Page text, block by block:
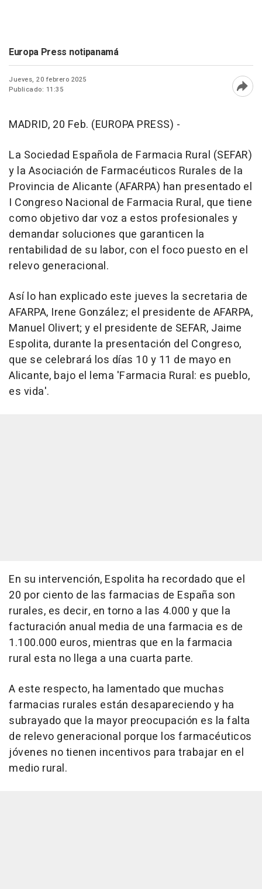
Europa Press notipanamá
Jueves, 20 febrero 2025
Publicado: 11:35
MADRID, 20 Feb. (EUROPA PRESS) -
La Sociedad Española de Farmacia Rural (SEFAR)
y la Asociación de Farmacéuticos Rurales de la
Provincia de Alicante (AFARPA) han presentado el
I Congreso Nacional de Farmacia Rural, que tiene
como objetivo dar voz a estos profesionales y
demandar soluciones que garanticen la
rentabilidad de su labor, con el foco puesto en el
relevo generacional.
Así lo han explicado este jueves la secretaria de
AFARPA, Irene González; el presidente de AFARPA,
Manuel Olivert; y el presidente de SEFAR, Jaime
Espolita, durante la presentación del Congreso,
que se celebrará los días 10 y 11 de mayo en
Alicante, bajo el lema 'Farmacia Rural: es pueblo,
es vida'.
En su intervención, Espolita ha recordado que el
20 por ciento de las farmacias de España son
rurales, es decir, en torno a las 4.000 y que la
facturación anual media de una farmacia es de
1.100.000 euros, mientras que en la farmacia
rural esta no llega a una cuarta parte.
A este respecto, ha lamentado que muchas
farmacias rurales están desapareciendo y ha
subrayado que la mayor preocupación es la falta
de relevo generacional porque los farmacéuticos
jóvenes no tienen incentivos para trabajar en el
medio rural.